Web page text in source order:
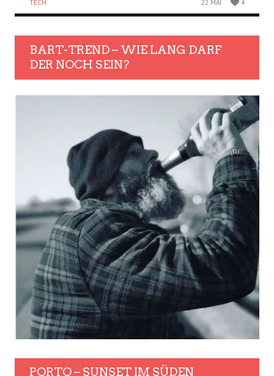
TECH 22 MAI 4
BART-TREND – WIE LANG DARF
DER NOCH SEIN?
PORTO – SUNSET IM SÜDEN